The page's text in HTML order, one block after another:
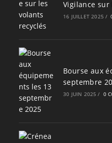
Vigilance sur
16 JUILLET 2025 /
Bourse aux
septembre
30 JUIN 2025 / 0